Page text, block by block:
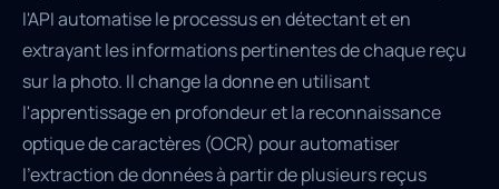
l'API automatise le processus en détectant et en
extrayant les informations pertinentes de chaque reçu
sur la photo. Il change la donne en utilisant
l'apprentissage en profondeur et la reconnaissance
optique de caractères (OCR) pour automatiser
l'extraction de données à partir de plusieurs reçus